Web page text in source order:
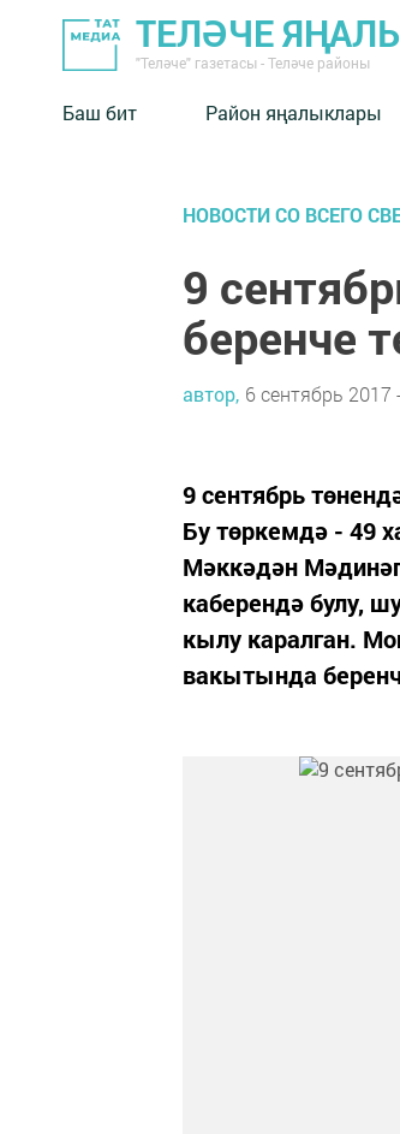
ТЕЛӘЧЕ
"Теләче" газетасы - Теләче районы
Баш бит Район яңалыклары
НОВОСТИ СО ВСЕГО
9
беренче
автор, 6 сентябрь 2017
9 сентябрь
Бу төркемдә - 49
Мәккәдән
каберендә булу,
кылу каралган.
вакытында